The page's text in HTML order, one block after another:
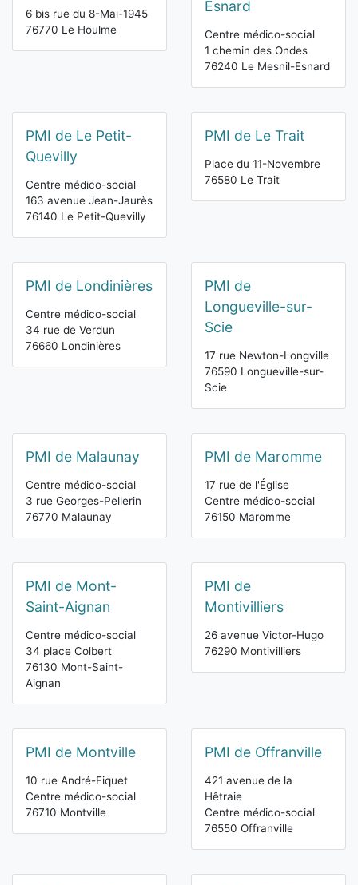
6 bis rue du 8-Mai-1945
76770 Le Houlme
Esnard
Centre médico-social
1 chemin des Ondes
76240 Le Mesnil-Esnard
PMI de Le Petit-
Quevilly
Centre médico-social
163 avenue Jean-Jaurès
76140 Le Petit-Quevilly
PMI de Le Trait
Place du 11-Novembre
76580 Le Trait
PMI de Londinières
Centre médico-social
34 rue de Verdun
76660 Londinières
PMI de
Longueville-sur-
Scie
17 rue Newton-Longville
76590 Longueville-sur-
Scie
PMI de Malaunay
Centre médico-social
3 rue Georges-Pellerin
76770 Malaunay
PMI de Maromme
17 rue de l'Église
Centre médico-social
76150 Maromme
PMI de Mont-
Saint-Aignan
Centre médico-social
34 place Colbert
76130 Mont-Saint-
Aignan
PMI de
Montivilliers
26 avenue Victor-Hugo
76290 Montivilliers
PMI de Montville
10 rue André-Fiquet
Centre médico-social
76710 Montville
PMI de Offranville
421 avenue de la
Hêtraie
Centre médico-social
76550 Offranville